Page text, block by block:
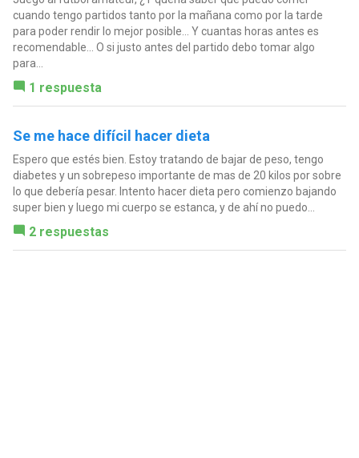
cuando tengo partidos tanto por la mañana como por la tarde
para poder rendir lo mejor posible... Y cuantas horas antes es
recomendable... O si justo antes del partido debo tomar algo
para...
1 respuesta
Se me hace difícil hacer dieta
Espero que estés bien. Estoy tratando de bajar de peso, tengo
diabetes y un sobrepeso importante de mas de 20 kilos por sobre
lo que debería pesar. Intento hacer dieta pero comienzo bajando
super bien y luego mi cuerpo se estanca, y de ahí no puedo...
2 respuestas